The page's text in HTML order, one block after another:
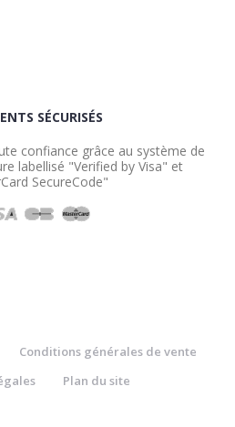
SÉCURISÉS
confiance grâce au système de
labellisé "Verified by Visa" et
SecureCode"
Conditions générales de vente
Plan du site